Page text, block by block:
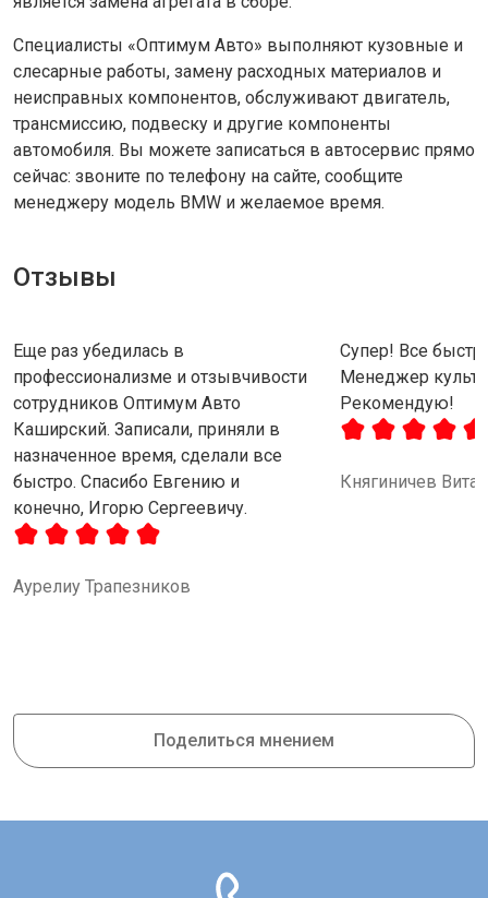
Отзывы
Еще раз убедилась в
профессионализме и отзывчивости
сотрудников Оптимум Авто
Каширский. Записали, приняли в
назначенное время, сделали все
быстро. Спасибо Евгению и
конечно, Игорю Сергеевичу.
Аурелиу Трапезников
Супер! Все
Менеджер
Рекомендую!
Княгиничев
Поделиться мнением
Специалисты «Оптимум Авто» выполняют кузовные и
слесарные работы, замену расходных материалов и
неисправных компонентов, обслуживают двигатель,
трансмиссию, подвеску и другие компоненты
автомобиля. Вы можете записаться в автосервис прямо
сейчас: звоните по телефону на сайте, сообщите
менеджеру модель BMW и желаемое время.